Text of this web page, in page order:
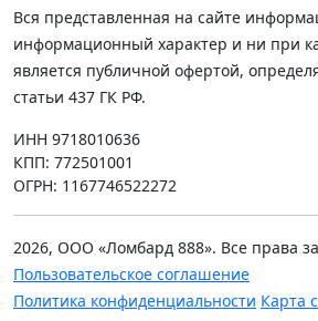
Вся представленная на сайте
информационный характер и ни при
является публичной офертой,
статьи 437 ГК РФ.
ИНН 9718010636
КПП: 772501001
ОГРН: 1167746522272
2026, ООО «Ломбард 888». Все права
Пользовательское соглашение
Политика конфиденциальности Карта